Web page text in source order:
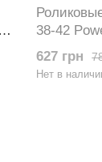
38-42
колеса
627 грн
Нет в